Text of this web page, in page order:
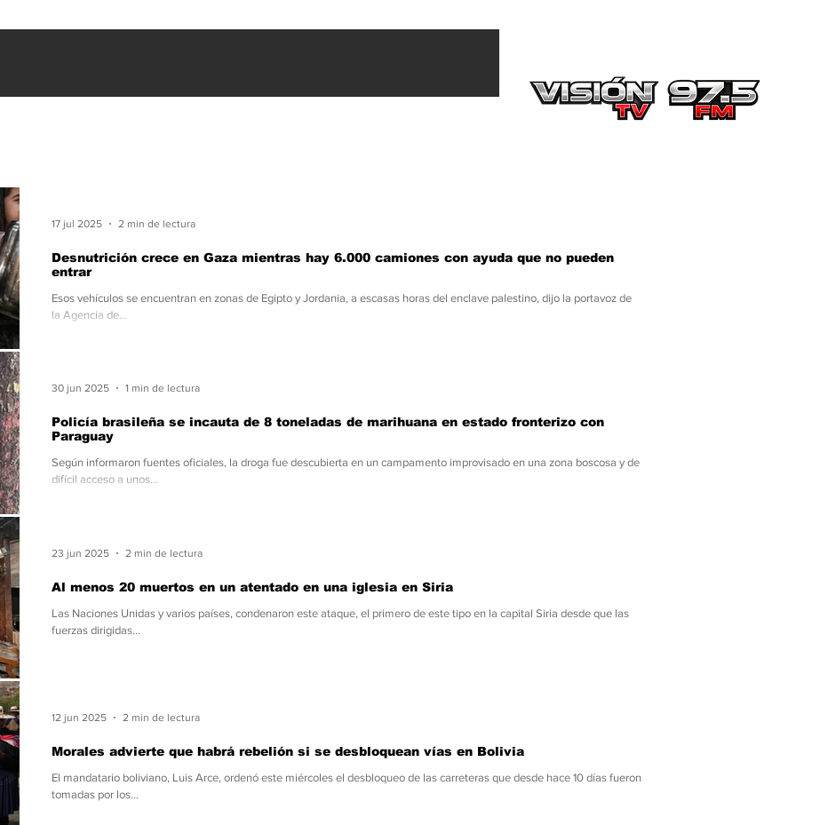
Desnutrición crece en Gaza mientras hay 6.000 camiones con ayuda que no pueden
entrar
Esos vehículos se encuentran en zonas de Egipto y Jordania, a escasas horas del enclave palestino, dijo la portavoz de
la Agencia de...
17 jul 2025 2 min de lectura
Policía brasileña se incauta de 8 toneladas de marihuana en estado fronterizo con
Paraguay
Según informaron fuentes oficiales, la droga fue descubierta en un campamento improvisado en una zona boscosa y de
difícil acceso a unos...
30 jun 2025 1 min de lectura
Al menos 20 muertos en un atentado en una iglesia en Siria
Las Naciones Unidas y varios países, condenaron este ataque, el primero de este tipo en la capital Siria desde que las
fuerzas dirigidas...
23 jun 2025 2 min de lectura
Morales advierte que habrá rebelión si se desbloquean vías en Bolivia
El mandatario boliviano, Luis Arce, ordenó este miércoles el desbloqueo de las carreteras que desde hace 10 días fueron
tomadas por los...
12 jun 2025 2 min de lectura